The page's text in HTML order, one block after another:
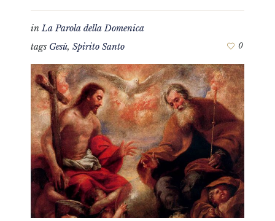
inLa Parola della Domenica
tags Gesù, Spirito Santo 0